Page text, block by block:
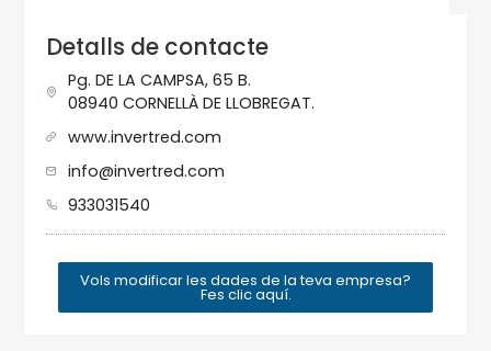
Detalls de contacte
Pg. DE LA CAMPSA, 65 B.
08940 CORNELLÀ DE LLOBREGAT.
www.invertred.com
info@invertred.com
933031540
Vols modificar les dades de la teva empresa?
Fes clic aquí.